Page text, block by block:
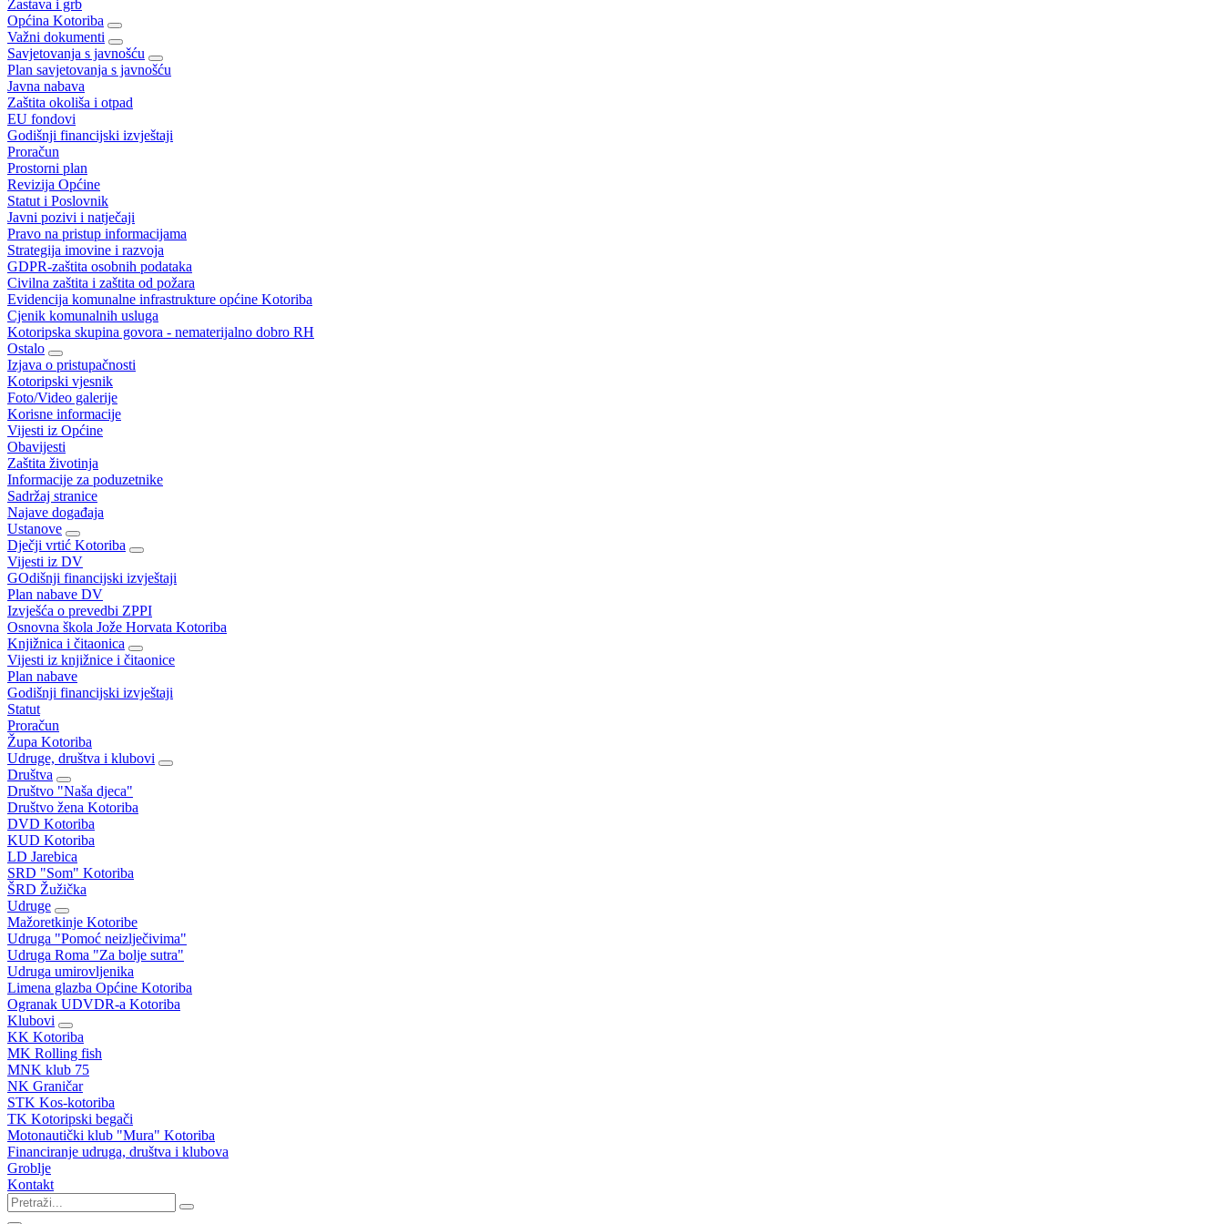
Zastava i grb
Općina Kotoriba
Važni dokumenti
Savjetovanja s javnošću
Plan savjetovanja s javnošću
Javna nabava
Zaštita okoliša i otpad
EU fondovi
Godišnji financijski izvještaji
Proračun
Prostorni plan
Revizija Općine
Statut i Poslovnik
Javni pozivi i natječaji
Pravo na pristup informacijama
Strategija imovine i razvoja
GDPR-zaštita osobnih podataka
Civilna zaštita i zaštita od požara
Evidencija komunalne infrastrukture općine Kotoriba
Cjenik komunalnih usluga
Kotoripska skupina govora - nematerijalno dobro RH
Ostalo
Izjava o pristupačnosti
Kotoripski vjesnik
Foto/Video galerije
Korisne informacije
Vijesti iz Općine
Obavijesti
Zaštita životinja
Informacije za poduzetnike
Sadržaj stranice
Najave događaja
Ustanove
Dječji vrtić Kotoriba
Vijesti iz DV
GOdišnji financijski izvještaji
Plan nabave DV
Izvješća o prevedbi ZPPI
Osnovna škola Jože Horvata Kotoriba
Knjižnica i čitaonica
Vijesti iz knjižnice i čitaonice
Plan nabave
Godišnji financijski izvještaji
Statut
Proračun
Župa Kotoriba
Udruge, društva i klubovi
Društva
Društvo "Naša djeca"
Društvo žena Kotoriba
DVD Kotoriba
KUD Kotoriba
LD Jarebica
SRD "Som" Kotoriba
ŠRD Žužička
Udruge
Mažoretkinje Kotoribe
Udruga "Pomoć neizlječivima"
Udruga Roma "Za bolje sutra"
Udruga umirovljenika
Limena glazba Općine Kotoriba
Ogranak UDVDR-a Kotoriba
Klubovi
KK Kotoriba
MK Rolling fish
MNK klub 75
NK Graničar
STK Kos-kotoriba
TK Kotoripski begači
Motonautički klub "Mura" Kotoriba
Financiranje udruga, društva i klubova
Groblje
Kontakt